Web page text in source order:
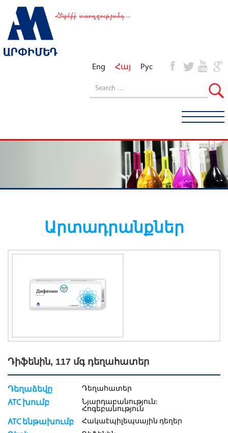
Eng Հայ Рус
Արտադրանքներ
Դիֆենին, 117 մգ դեղահատեր
Դեղաձեվը Դեղահատեր
ATC խումբ
Նյարդաբանություն:
Հոգեբանություն
ATC ենթախումբ Հակաէպիլեպսային դեղեր